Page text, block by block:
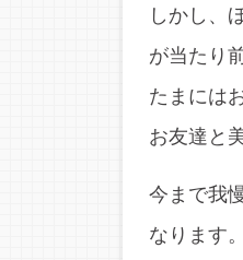
しかし、
が当たり
たまには
お友達と
今まで我
なります。